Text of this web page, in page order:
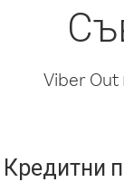
Viber
Кредитни